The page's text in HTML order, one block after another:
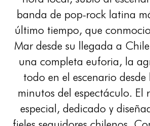
banda de pop-rock latina
último tiempo, que
Mar desde su llegada a
una completa euforia, la
todo en el escenario desde
minutos del espectáculo. El
especial, dedicado y